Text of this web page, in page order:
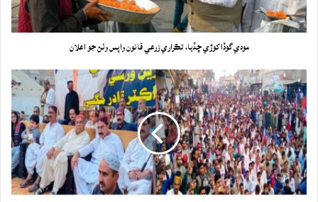
مودي گوڏا کوڙي ڇڏيا، تڪراري زرعي قانون واپس وٺڻ جو اعلان